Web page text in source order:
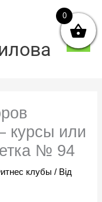
курсы или
№ 94
клубы / Від
0